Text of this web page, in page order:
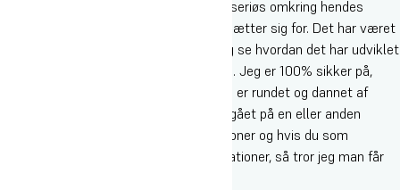
bedre til. Sophie har altid været meget seriøs omkring hendes
musik og derfor opnår hun de mål hun sætter sig for. Det har været
fantastisk at være med på sidelinjen og se hvordan det har udviklet
sig – og hvordan Sophie har udviklet sig. Jeg er 100% sikker på,
man har en anden ballast i og med man er rundet og dannet af
højskolelivet end, hvis du ”bare” havde gået på en eller anden
talentskole. Højskole er at skabe relationer og hvis du som
kunstner ikke er i stand til at skabe relationer, så tror jeg man får